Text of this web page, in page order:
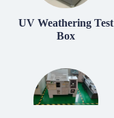
UV Weathering Test
Box